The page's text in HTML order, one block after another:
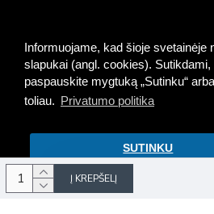
Informuojame, kad šioje svetainėje
slapukai (angl. cookies). Sutikdami,
paspauskite mygtuką „Sutinku“
toliau. Privatumo politika
SUTINKU
Į KREPŠELĮ
Susipažinau ir sutinku su Privatumo
Kaseta - spausdintuvų kasečių
pildymas, pardavimas © 2022